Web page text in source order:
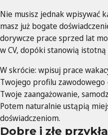
Nie musisz jednak wpisywać
masz już bogate
dorywcze prace sprzed lat
w CV, dopóki stanowią
W skrócie: wpisuj prace
Twojego profilu zawodowego
Twoje zaangażowanie,
Potem naturalnie ustąpią
doświadczeniom.
Dobre i złe